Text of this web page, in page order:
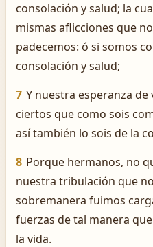
consolación y salud; la
mismas aflicciones que
padecemos: ó si somos
consolación y salud;
7 Y nuestra esperanza
ciertos que como sois
así también lo sois de la
8 Porque hermanos, no
nuestra tribulación que
sobremanera fuimos
fuerzas de tal manera
la vida.